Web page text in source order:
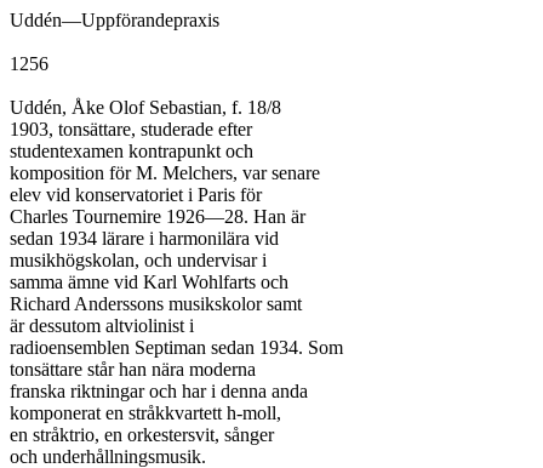
Uddén—Uppförandepraxis
1256
Uddén, Åke Olof Sebastian, f. 18/8
1903, tonsättare, studerade efter
studentexamen kontrapunkt och
komposition för M. Melchers, var senare
elev vid konservatoriet i Paris för
Charles Tournemire 1926—28. Han är
sedan 1934 lärare i harmonilära vid
musikhögskolan, och undervisar i
samma ämne vid Karl Wohlfarts och
Richard Anderssons musikskolor samt
är dessutom altviolinist i
radioensemblen Septiman sedan 1934. Som
tonsättare står han nära moderna
franska riktningar och har i denna anda
komponerat en stråkkvartett h-moll,
en stråktrio, en orkestersvit, sånger
och underhållningsmusik.